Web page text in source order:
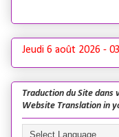
Jeudi 6 août 2026 -
Traduction du Site dans
Website Translation in